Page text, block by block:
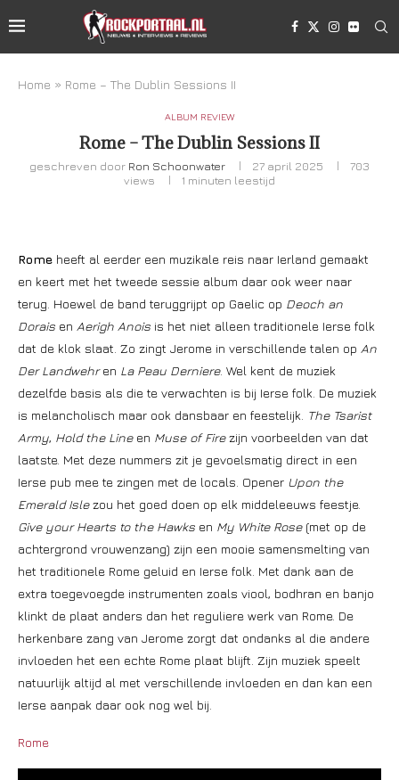
Home » Rome – The Dublin Sessions II
ALBUM REVIEW
Rome – The Dublin Sessions II
geschreven door Ron Schoonwater 27 april 2025
703
views
1 minuten leestijd
Rome heeft al eerder een muzikale reis naar Ierland gemaakt
en keert met het tweede sessie album daar ook weer naar
terug. Hoewel de band teruggrijpt op Gaelic op Deoch an
Dorais en Aerigh Anois is het niet alleen traditionele Ierse folk
dat de klok slaat. Zo zingt Jerome in verschillende talen op An
Der Landwehren La Peau Derniere. Wel kent de muziek
dezelfde basis als die te verwachten is bij Ierse folk. De muziek
is melancholisch maar ook dansbaar en feestelijk. The Tsarist
Army, Hold the Lineen Muse of Firezijn voorbeelden van dat
laatste. Met deze nummers zit je gevoelsmatig direct in een
Ierse pub mee te zingen met de locals. Opener Upon the
Emerald Islezou het goed doen op elk middeleeuws feestje.
Give your Hearts to the Hawks en My White Rose(met op de
achtergrond vrouwenzang) zijn een mooie samensmelting van
het traditionele Rome geluid en Ierse folk. Met dank aan de
extra toegevoegde instrumenten zoals viool, bodhran en banjo
klinkt de plaat anders dan het reguliere werk van Rome. De
herkenbare zang van Jerome zorgt dat ondanks al die andere
invloeden het een echte Rome plaat blijft. Zijn muziek speelt
natuurlijk altijd al met verschillende invloeden en dan kan een
Ierse aanpak daar ook nog wel bij.
Rome